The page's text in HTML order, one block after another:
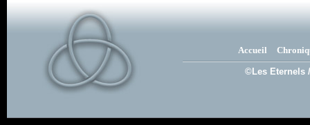
Accueil
©Les Eternels